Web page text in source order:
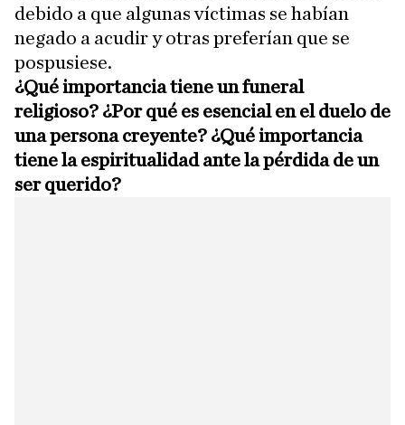
debido a que algunas víctimas se habían
negado a acudir y otras preferían que se
pospusiese.
¿Qué importancia tiene un funeral
religioso? ¿Por qué es esencial en el duelo de
una persona creyente? ¿Qué importancia
tiene la espiritualidad ante la pérdida de un
ser querido?